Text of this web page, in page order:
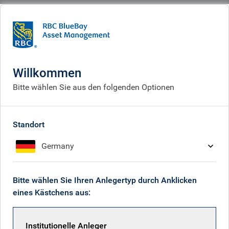
What we do
BlueBay Emerging Market
Überblick Fondsmanager
Willkommen
Bitte wählen Sie aus den folgenden Optionen
Standort
Germany
Bitte wählen Sie Ihren Anlegertyp durch Anklicken
eines Kästchens aus:
Institutionelle Anleger